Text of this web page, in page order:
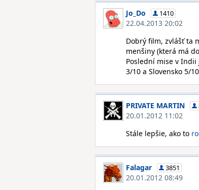
Jo_Do 1410
22.04.2013 20:02
Dobrý film, zvlášť ta
menšiny (která má
Poslední mise v Indii
3/10 a Slovensko 5/
PRIVATE MARTIN
20.01.2012 11:02
Stále lepšie, ako to
Falagar 3851
20.01.2012 08:49